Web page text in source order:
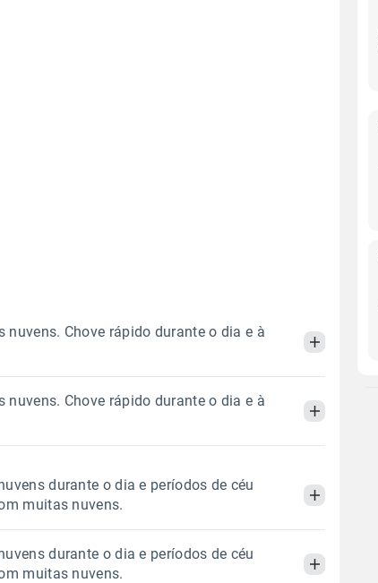
nuvens. Chove rápido durante o dia e à
9.6mm
74% de chance
06:56h às 18:03h
Minguante
nuvens. Chove rápido durante o dia e à
Tarde Noite
Chuva
4.5mm
67% de chance
Umidade do ar
durante o dia e períodos de céu
muitas nuvens.
Noite
durante o dia e períodos de céu
muitas nuvens.